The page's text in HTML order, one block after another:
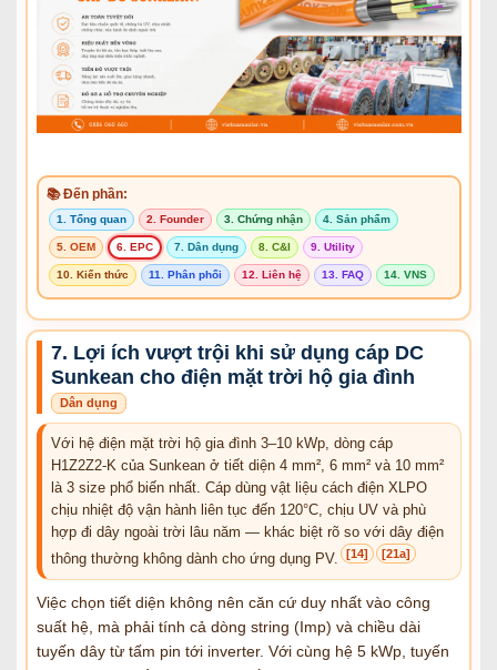
📚 Đến phần:
1. Tổng quan 2. Founder 3. Chứng nhận 4. Sản phẩm
5. OEM 6. EPC 7. Dân dụng 8. C&I 9. Utility
10. Kiến thức 11. Phân phối 12. Liên hệ 13. FAQ 14. VNS
7. Lợi ích vượt trội khi sử dụng cáp DC
Sunkean cho điện mặt trời hộ gia đình
Dân dụng
Với hệ điện mặt trời hộ gia đình 3–10 kWp, dòng cáp
H1Z2Z2-K của Sunkean ở tiết diện 4 mm², 6 mm² và 10 mm²
là 3 size phổ biến nhất. Cáp dùng vật liệu cách điện XLPO
chịu nhiệt độ vận hành liên tục đến 120°C, chịu UV và phù
hợp đi dây ngoài trời lâu năm — khác biệt rõ so với dây điện
thông thường không dành cho ứng dụng PV.
[14] [21a]
Việc chọn tiết diện không nên căn cứ duy nhất vào công
suất hệ, mà phải tính cả dòng string (Imp) và chiều dài
tuyến dây từ tấm pin tới inverter. Với cùng hệ 5 kWp, tuyến